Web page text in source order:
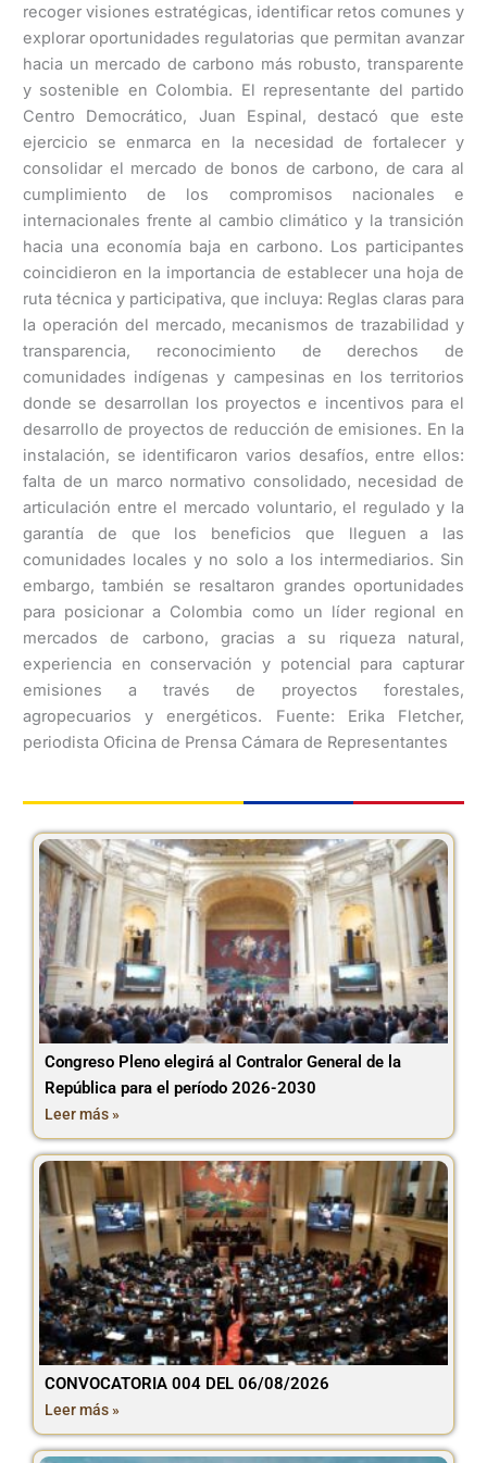
recoger visiones estratégicas, identificar retos comunes y
explorar oportunidades regulatorias que permitan avanzar
hacia un mercado de carbono más robusto, transparente
y sostenible en Colombia. El representante del partido
Centro Democrático, Juan Espinal, destacó que este
ejercicio se enmarca en la necesidad de fortalecer y
consolidar el mercado de bonos de carbono, de cara al
cumplimiento de los compromisos nacionales e
internacionales frente al cambio climático y la transición
hacia una economía baja en carbono. Los participantes
coincidieron en la importancia de establecer una hoja de
ruta técnica y participativa, que incluya: Reglas claras para
la operación del mercado, mecanismos de trazabilidad y
transparencia, reconocimiento de derechos de
comunidades indígenas y campesinas en los territorios
donde se desarrollan los proyectos e incentivos para el
desarrollo de proyectos de reducción de emisiones. En la
instalación, se identificaron varios desafíos, entre ellos:
falta de un marco normativo consolidado, necesidad de
articulación entre el mercado voluntario, el regulado y la
garantía de que los beneficios que lleguen a las
comunidades locales y no solo a los intermediarios. Sin
embargo, también se resaltaron grandes oportunidades
para posicionar a Colombia como un líder regional en
mercados de carbono, gracias a su riqueza natural,
experiencia en conservación y potencial para capturar
emisiones a través de proyectos forestales,
agropecuarios y energéticos. Fuente: Erika Fletcher,
periodista Oficina de Prensa Cámara de Representantes
Congreso Pleno elegirá al Contralor General de la
República para el período 2026-2030
Leer más »
CONVOCATORIA 004 DEL 06/08/2026
Leer más »